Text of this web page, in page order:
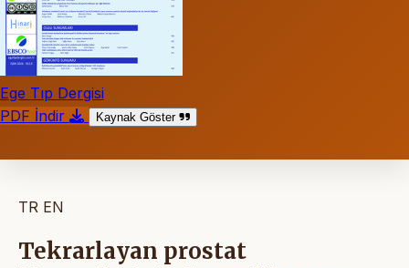
Ege Tıp Dergisi
PDF İndir
Kaynak Göster
TR EN
Tekrarlayan prostat